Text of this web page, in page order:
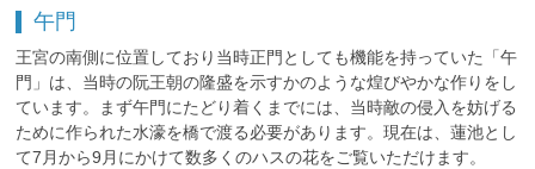
午門
王宮の南側に位置しており当時正門としても機能を持っていた「午
門」は、当時の阮王朝の隆盛を示すかのような煌びやかな作りをし
ています。まず午門にたどり着くまでには、当時敵の侵入を妨げる
ために作られた水濠を橋で渡る必要があります。現在は、蓮池とし
て7月から9月にかけて数多くのハスの花をご覧いただけます。